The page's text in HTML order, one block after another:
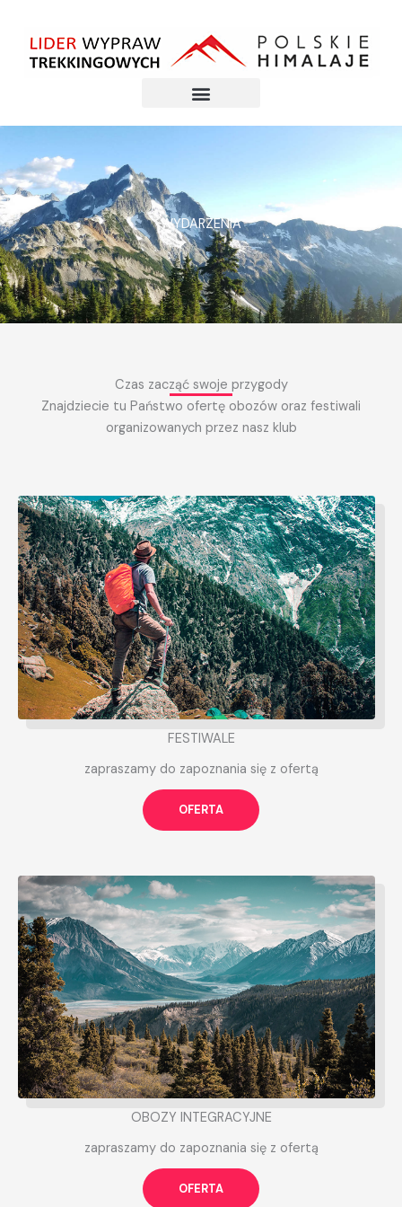
treści
WYDARZENIA
Czas zacząć swoje przygody
Znajdziecie tu Państwo ofertę obozów oraz festiwali
organizowanych przez nasz klub
FESTIWALE
zapraszamy do zapoznania się z ofertą
OFERTA
OBOZY INTEGRACYJNE
zapraszamy do zapoznania się z ofertą
OFERTA